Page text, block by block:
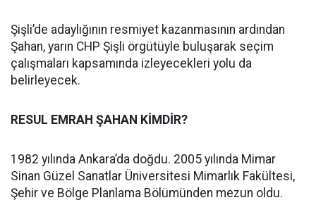
Şişli’de adaylığının resmiyet kazanmasının ardından
Şahan, yarın CHP Şişli örgütüyle buluşarak seçim
çalışmaları kapsamında izleyecekleri yolu da
belirleyecek.
RESUL EMRAH ŞAHAN KİMDİR?
1982 yılında Ankara’da doğdu. 2005 yılında Mimar
Sinan Güzel Sanatlar Üniversitesi Mimarlık Fakültesi,
Şehir ve Bölge Planlama Bölümünden mezun oldu.